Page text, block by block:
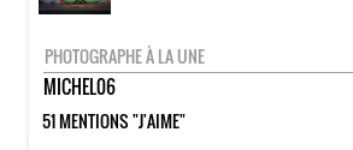
PHOTOGRAPHE À LA UNE
MICHEL06
51 MENTIONS "J'AIME"